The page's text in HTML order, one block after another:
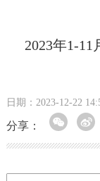
2023年1-
日期：2023-12-22
分享：